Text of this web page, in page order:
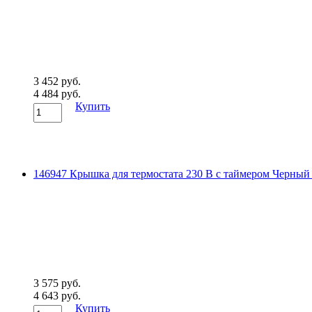
3 452 руб.
4 484 руб.
Купить
146947 Крышка для термостата 230 В с таймером
3 575 руб.
4 643 руб.
Купить